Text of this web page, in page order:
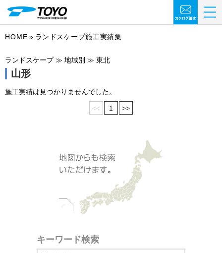
HOME ランドスケープ施工実績集
ランドスケープ ≫ 地域別 ≫ 東北
山形
施工実績は見つかりませんでした。
<< 1 >>
キーワード検索